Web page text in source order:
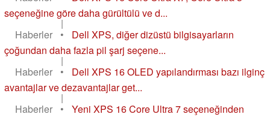
seçeneğine göre daha gürültülü ve d...
|
Haberler
•
Dell XPS, diğer dizüstü bilgisayarların
çoğundan daha fazla pil şarj seçene...
|
Haberler
•
Dell XPS 16 OLED yapılandırması bazı ilginç
avantajlar ve dezavantajlar get...
|
Haberler
•
Yeni XPS 16 Core Ultra 7 seçeneğinden